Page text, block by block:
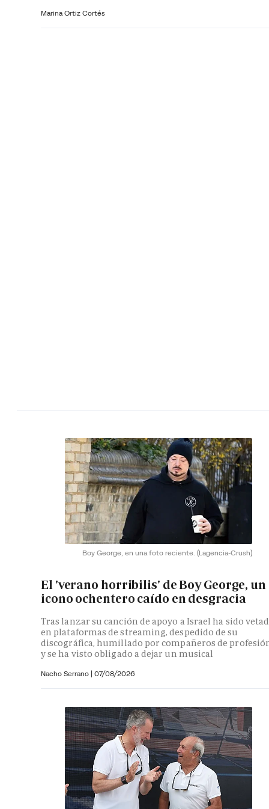
Marina Ortiz Cortés
Boy George, en una foto reciente. (Lagencia-Crush)
El 'verano horribilis' de Boy George, un
icono ochentero caído en desgracia
Tras lanzar su canción de apoyo a Israel ha sido
en plataformas de streaming, despedido de su
discográfica, humillado por compañeros de
y se ha visto obligado a dejar un musical
Nacho Serrano | 07/08/2026